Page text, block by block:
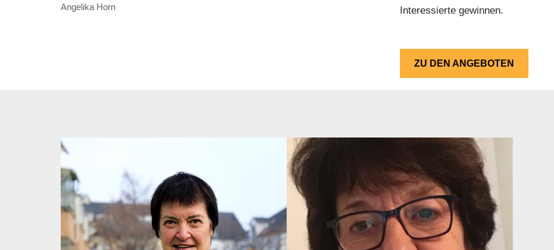
Angelika Horn
Interessierte gewinnen.
ZU DEN ANGEBOTEN